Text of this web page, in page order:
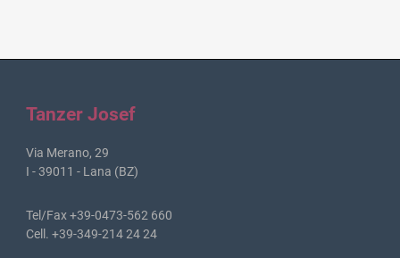
Tanzer Josef
Via Merano, 29
I - 39011 - Lana (BZ)
Tel/Fax +39-0473-562 660
Cell. +39-349-214 24 24